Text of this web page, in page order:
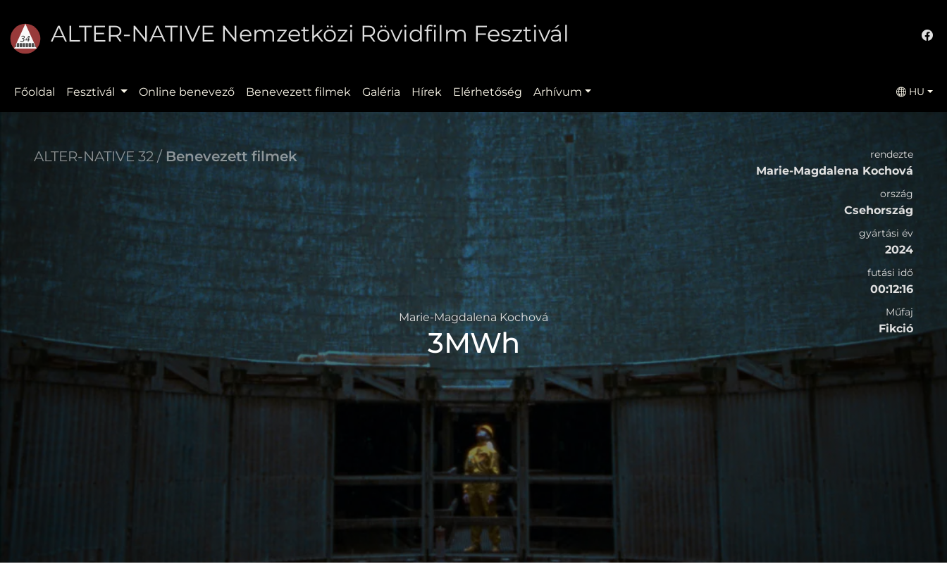
ALTER-NATIVE Nemzetközi Rövidfilm Fesztivál
Főoldal Fesztivál Online benevező Benevezett filmek Galéria Hírek Elérhetőség Arhívum HU
ALTER-NATIVE 32 / Benevezett filmek
Marie-Magdalena Kochová
3MWh
rendezte
Marie-Magdalena Kochová
ország
Csehország
gyártási év
2024
futási idő
00:12:16
Műfaj
Fikció